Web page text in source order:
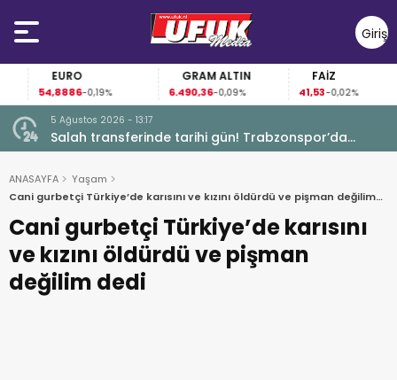
Giriş
Yap
EURO
54,8886-0,19%
GRAM ALTIN
6.490,36-0,09% -0,02%
5 Ağustos 2026 - 13:17
Salah transferinde tarihi gün! Trabzonspor’da
büyük heyecan
ANASAYFA
Yaşam
Cani gurbetçi Türkiye’de karısını ve kızını öldürdü ve pişman değilim
Cani gurbetçi Türkiye’de karısını
ve kızını öldürdü ve pişman
değilim dedi